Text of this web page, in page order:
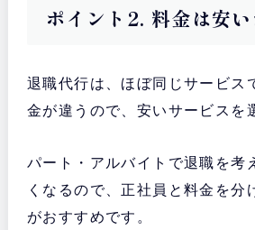
ポイント2. 料金は安
退職代行は、ほぼ同じサービス
金が違うので、安いサービスを
パート・アルバイトで退職を考
くなるので、正社員と料金を分
がおすすめです。